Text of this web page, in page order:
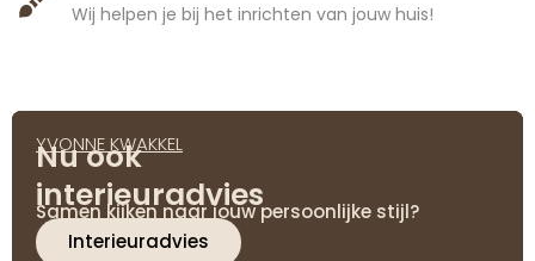
Wij helpen je bij het inrichten van jouw huis!
YVONNE KWAKKEL
Nu ook
interieuradvies
Samen kijken naar jouw persoonlijke stijl?
Interieuradvies